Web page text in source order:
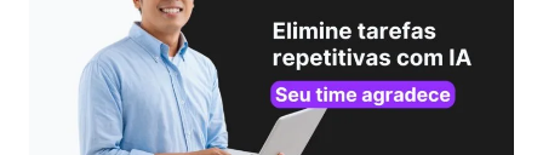
AGENTES
DE
EM
UM